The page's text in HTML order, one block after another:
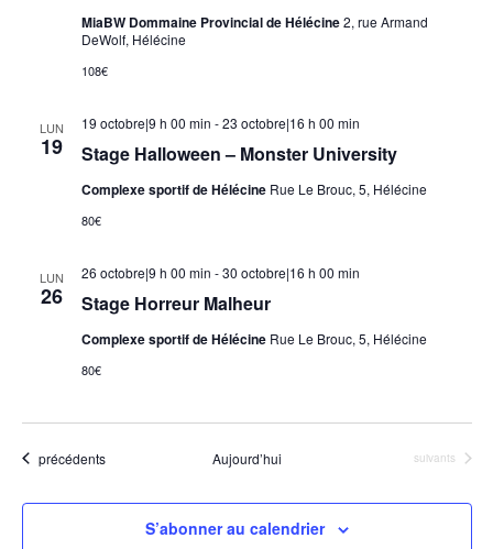
MiaBW Dommaine Provincial de Hélécine2, rue Armand
DeWolf, Hélécine
108€
LUN
19 Stage Halloween – Monster University
19 octobre|9 h 00 min -23 octobre|16 h 00 min
Complexe sportif de Hélécine Rue Le Brouc, 5, Hélécine
80€
LUN
26 Stage Horreur Malheur
26 octobre|9 h 00 min -30 octobre|16 h 00 min
Complexe sportif de Hélécine Rue Le Brouc, 5, Hélécine
80€
Évènements
précédents Aujourd’hui Évènements
suivants
S’abonner au calendrier